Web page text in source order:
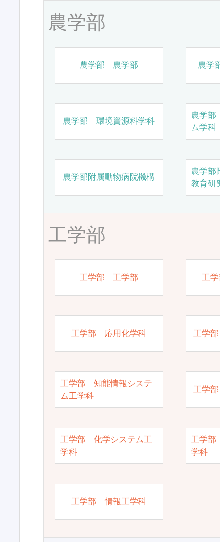
農学部
農学部 農学部 農学
農学部 環境資源科学科
農学
ム学科
農学部附属動物病院機構
農学部
教育研
工学部
工学部 工学部 工
工学部 応用化学科 工学
工学部 知能情報システ
ム工学科
工学
工学部 化学システム工
学科
工学部
学科
工学部 情報工学科